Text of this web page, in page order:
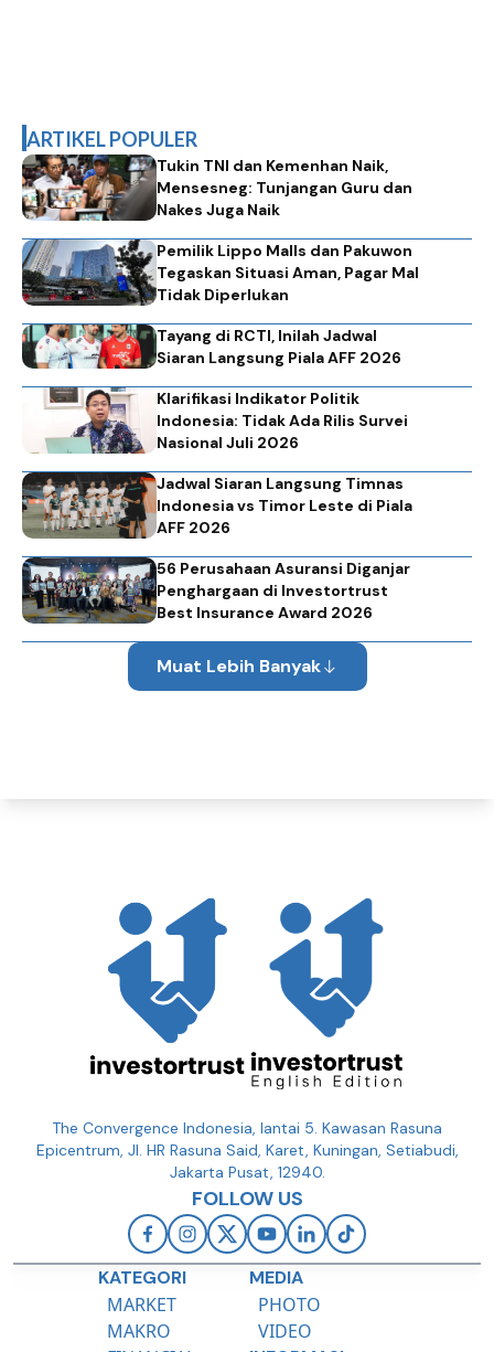
ARTIKEL POPULER
Tukin TNI dan Kemenhan Naik,
Mensesneg: Tunjangan Guru dan
Nakes Juga Naik
Pemilik Lippo Malls dan Pakuwon
Tegaskan Situasi Aman, Pagar Mal
Tidak Diperlukan
Tayang di RCTI, Inilah Jadwal
Siaran Langsung Piala AFF 2026
Klarifikasi Indikator Politik
Indonesia: Tidak Ada Rilis Survei
Nasional Juli 2026
Jadwal Siaran Langsung Timnas
Indonesia vs Timor Leste di Piala
AFF 2026
56 Perusahaan Asuransi Diganjar
Penghargaan di Investortrust
Best Insurance Award 2026
Muat Lebih Banyak
The Convergence Indonesia, lantai 5. Kawasan Rasuna
Epicentrum, Jl. HR Rasuna Said, Karet, Kuningan, Setiabudi,
Jakarta Pusat, 12940.
FOLLOW US
KATEGORI
MARKET
MAKRO
MEDIA
PHOTO
VIDEO